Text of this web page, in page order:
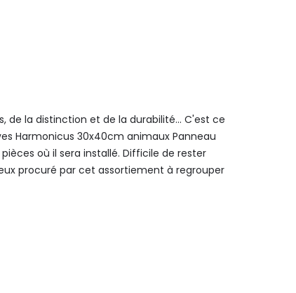
de la distinction et de la durabilité... C'est ce
Harmonicus 30x40cm animaux Panneau
où il sera installé. Difficile de rester
procuré par cet assortiement à regrouper